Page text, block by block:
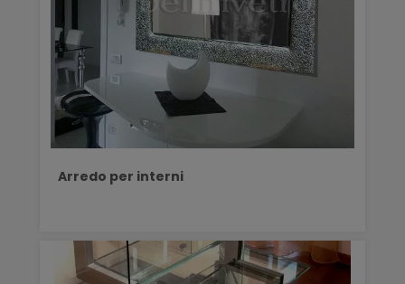
Arredo per interni